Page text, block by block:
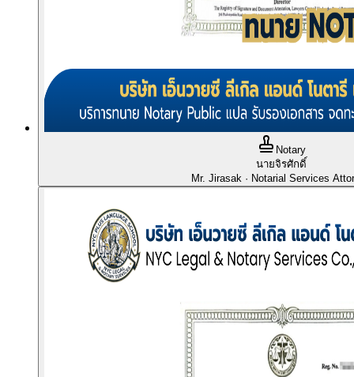
Notary
นายจิรศักดิ์
Mr. Jirasak · Notarial Services